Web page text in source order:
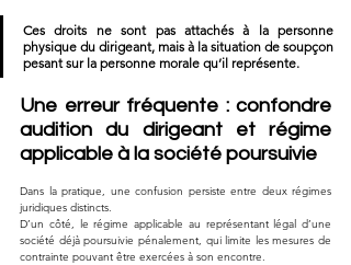
Ces droits ne sont pas attachés à la personne
physique du dirigeant, mais à la situation de soupçon
pesant sur la personne morale qu’il représente.
Une erreur fréquente : confondre
audition du dirigeant et régime
applicable à la société poursuivie
Dans la pratique, une confusion persiste entre deux régimes
juridiques distincts.
D’un côté, le régime applicable au représentant légal d’une
société déjà poursuivie pénalement, qui limite les mesures de
contrainte pouvant être exercées à son encontre.